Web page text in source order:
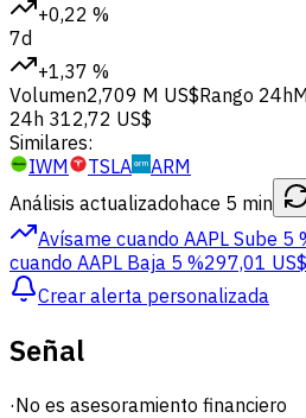
+0,22 %
7d
+1,37 %
Volumen2,709 M US$Rango 24h
24h 312,72 US$
Similares:
IWM
TSLA
ARM
Análisis actualizadohace 5 min
Avísame cuando AAPL Sube 5
cuando AAPL Baja 5 %297,01 US$
Crear alerta personalizada
Señal
·No es asesoramiento financiero